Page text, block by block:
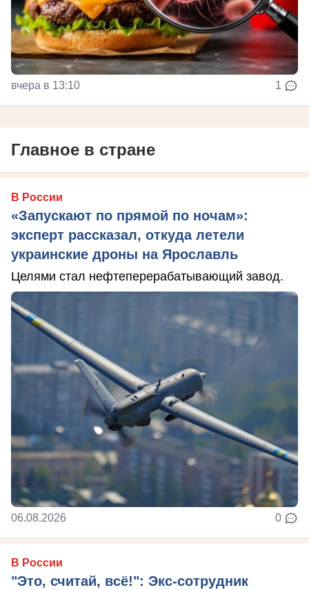
вчера в 13:10 1
Главное в стране
В России
«Запускают по прямой по ночам»:
эксперт рассказал, откуда летели
украинские дроны на Ярославль
Целями стал нефтеперерабатывающий завод.
06.08.2026 0
В России
"Это, считай, всё!": Экс-сотрудник